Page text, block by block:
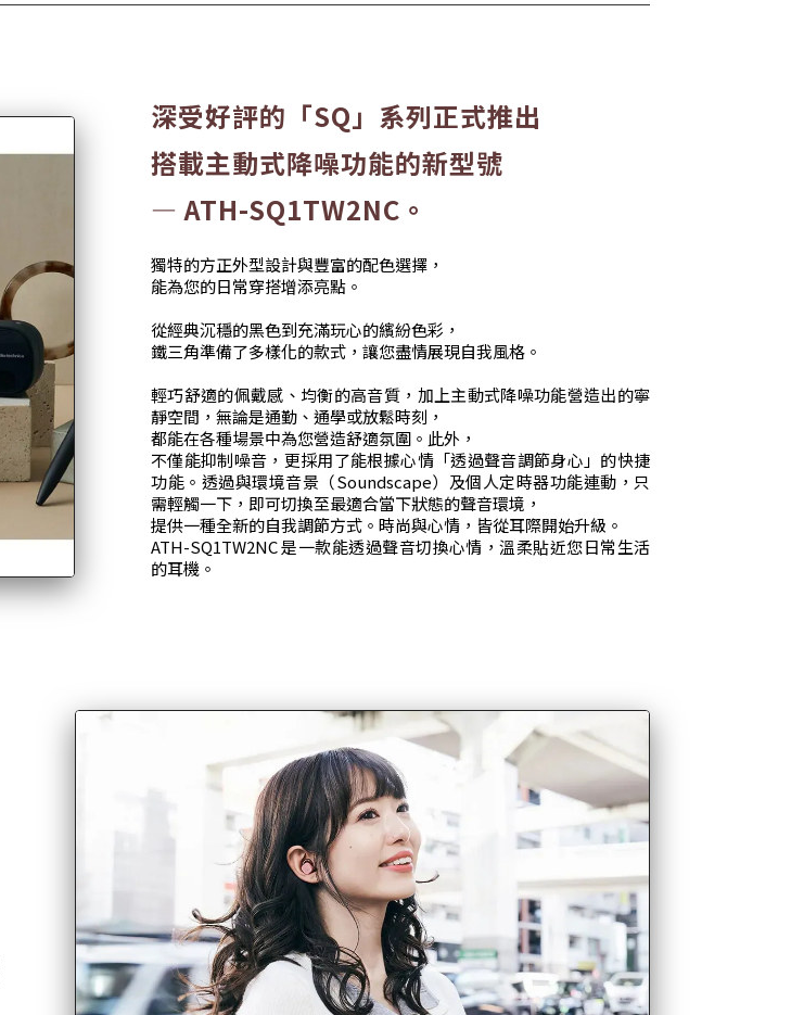
深受好評的「SQ」系列正式推出
搭載主動式降噪功能的新型號
— ATH-SQ1TW2NC。
獨特的方正外型設計與豐富的配色選擇，
能為您的日常穿搭增添亮點。
從經典沉穩的黑色到充滿玩心的繽紛色彩，
鐵三角準備了多樣化的款式，讓您盡情展現自我風格。
輕巧舒適的佩戴感、均衡的高音質，加上主動式降噪功能營造出的寧
靜空間，無論是通勤、通學或放鬆時刻，
都能在各種場景中為您營造舒適氛圍。此外，
不僅能抑制噪音，更採用了能根據心情「透過聲音調節身心」的快捷
功能。透過與環境音景（Soundscape）及個人定時器功能連動，只
需輕觸一下，即可切換至最適合當下狀態的聲音環境，
提供一種全新的自我調節方式。時尚與心情，皆從耳際開始升級。
ATH-SQ1TW2NC 是一款能透過聲音切換心情，溫柔貼近您日常生活
的耳機。